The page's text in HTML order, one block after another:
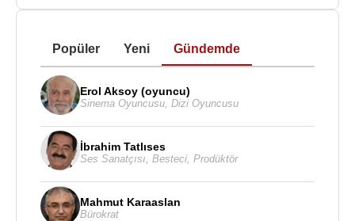
Popüler Yeni Gündemde
Erol Aksoy (oyuncu)
Sinema Oyuncusu Dizi Oyuncusu
İbrahim Tatlıses
Ses Sanatçısı Besteci Prodüktör
Mahmut Karaaslan
Bürokrat